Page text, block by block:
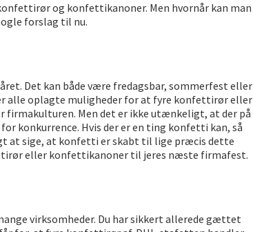
og konfettikanoner. Men hvornår kan man
forslag til nu.
Det kan både være fredagsbar, sommerfest eller
alle oplagte muligheder for at fyre konfettirør eller
Men det er ikke utænkeligt, at der på
konkurrence. Hvis der er en ting konfetti kan, så
at sige, at konfetti er skabt til lige præcis dette
eller konfettikanoner til jeres næste firmafest.
virksomheder. Du har sikkert allerede gættet